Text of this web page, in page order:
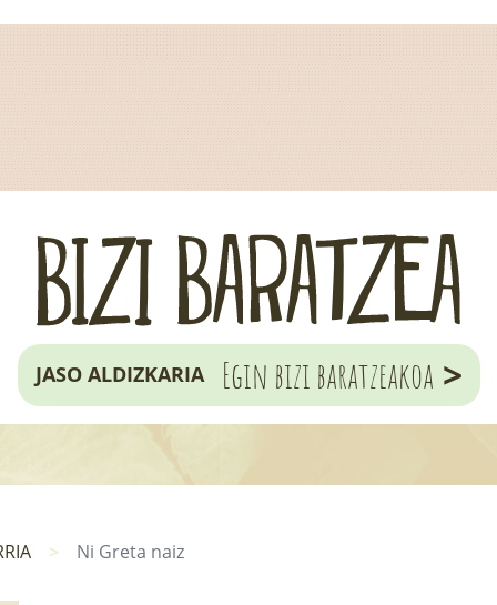
JASO ALDIZKARIA Egin bizi baratzeakoa >
Ni Greta naiz